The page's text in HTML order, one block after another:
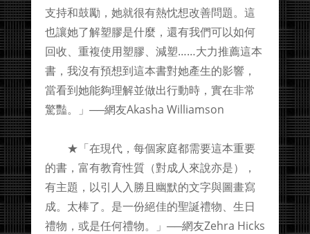
支持和鼓勵，她就很有熱忱想改善問題。這
也讓她了解塑膠是什麼，還有我們可以如何
回收、重複使用塑膠、減塑……大力推薦這本
書，我沒有預想到這本書對她產生的影響，
當看到她能夠理解並做出行動時，實在非常
驚豔。」──網友Akasha Williamson
★「在現代，每個家庭都需要這本重要
的書，富有教育性質（對成人來說亦是），
有主題，以引人入勝且幽默的文字與圖畫寫
成。太棒了。是一份絕佳的聖誕禮物、生日
禮物，或是任何禮物。」──網友Zehra Hicks